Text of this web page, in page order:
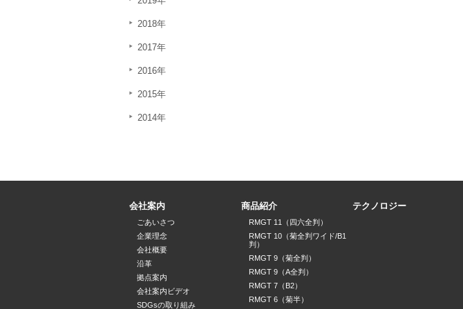
2018年
2017年
2016年
2015年
2014年
会社案内
ごあいさつ
企業理念
会社概要
沿革
拠点案内
会社案内ビデオ
SDGsの取り組み
商品紹介
RMGT 11（四六全判）
RMGT 10（菊全判ワイド/B1
判）
RMGT 9（菊全判）
RMGT 9（A全判）
RMGT 7（B2）
RMGT 6（菊半）
テクノロジー